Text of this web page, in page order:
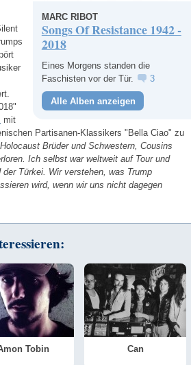
MARC RIBOT
Songs Of Resistance 1942 -
2018
Eines Morgens standen die
Faschisten vor der Tür.
3
Alle Alben anzeigen
mit
Partisanen-Klassikers "Bella Ciao" zu
Brüder und Schwestern, Cousins
Ich selbst war weltweit auf Tour und
Türkei. Wir verstehen, was Trump
wird, wenn wir uns nicht dagegen
Tobin Can